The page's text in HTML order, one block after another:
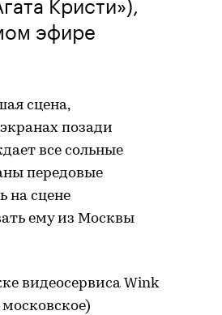
эфире
сцена,
позади
все сольные
передовые
на сцене
ему из Москвы
видеосервиса Wink
московское)